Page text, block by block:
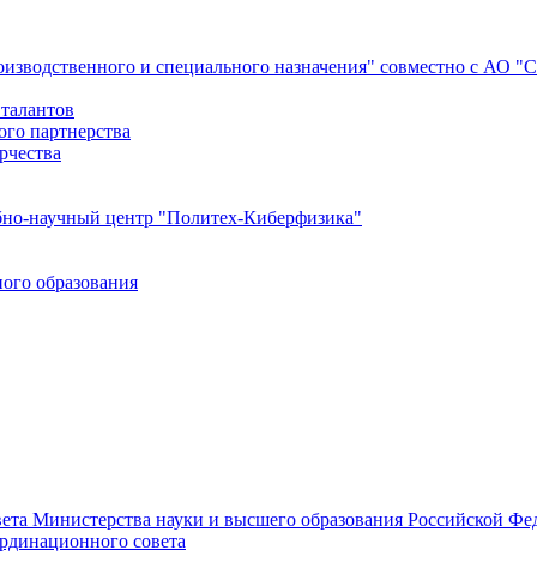
и специального назначения" совместно с
партнерства
научный центр "Политех-Киберфизика"
образования
Министерства науки и высшего образования Российской
совета